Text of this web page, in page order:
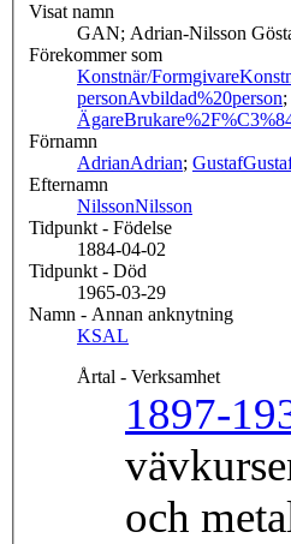
Visat namn
GAN; Adrian-Nilsson
Förekommer som
Konstnär/Formgivare
personAvbildad%20person;
Ägare
Förnamn
AdrianAdrian; Gustaf
Efternamn
NilssonNilsson
Tidpunkt - Födelse
1884-04-02
Tidpunkt - Död
1965-03-29
Namn - Annan anknytning
KSAL
Årtal - Verksamhet
1897-
och